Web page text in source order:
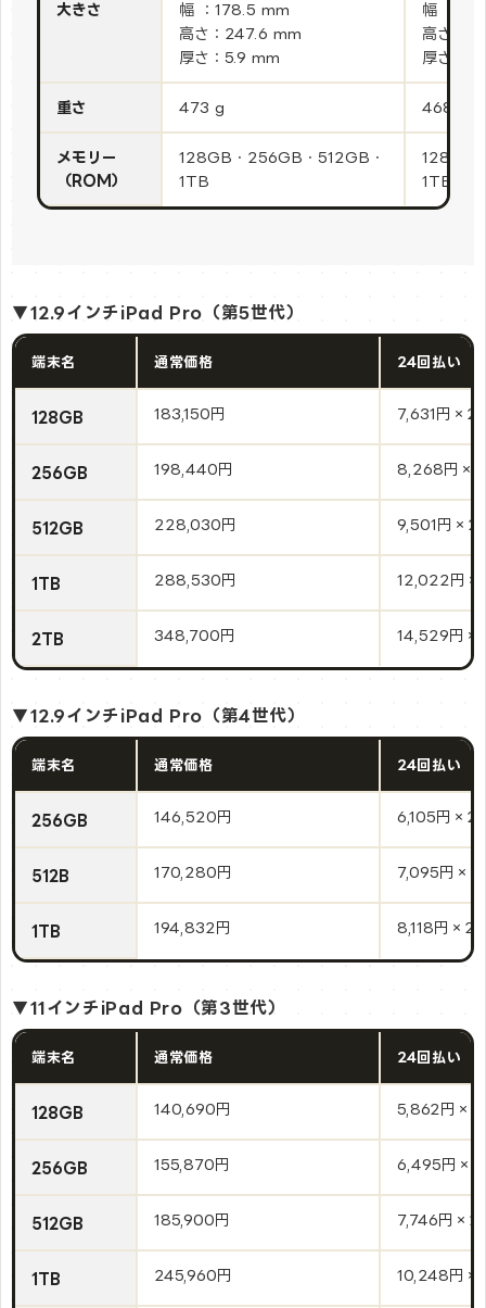
大きさ
幅 ：178.5 mm
高さ：247.6 mm
厚さ：5.9 mm
幅 ：
高さ：
厚さ：
重さ 473 g 468 g
メモリー
（ROM）
128GB・256GB・512GB・
1TB
128GB
1TB・
▼12.9インチiPad Pro（第5世代）
端末名 通常価格 24回払い
128GB 183,150円 7,631円
256GB 198,440円 8,268円
512GB 228,030円 9,501円
1TB 288,530円 12,022円
2TB 348,700円 14,529円
▼12.9インチiPad Pro（第4世代）
端末名 通常価格 24回払い
256GB 146,520円 6,105円
512B 170,280円 7,095円
1TB 194,832円 8,118円×24
▼11インチiPad Pro（第3世代）
端末名 通常価格 24回払い
128GB 140,690円 5,862円
256GB 155,870円 6,495円
512GB 185,900円 7,746円
1TB 245,960円 10,248円